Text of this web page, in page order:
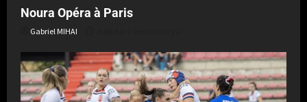
Noura Opéra à Paris
Gabriel MIHAI